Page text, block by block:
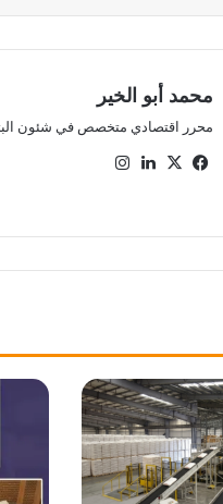
محمد أبو الخير
محرر اقتصادي متخصص في شئون
فيسبوك
‫X لينكدإن